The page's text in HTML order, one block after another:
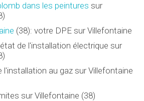
dans les peintures sur
(38): votre DPE sur Villefontaine
de l'installation électrique sur
l'installation au gaz sur Villefontaine
sur Villefontaine (38)